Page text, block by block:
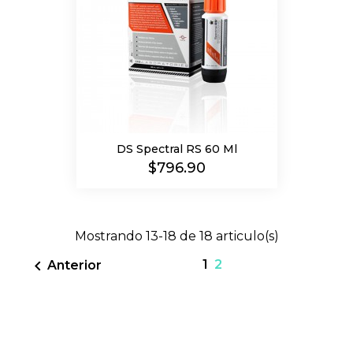
DS Spectral RS 60 Ml
Precio
$796.90
Mostrando 13-18 de 18 articulo(s)
 Anterior 1 2